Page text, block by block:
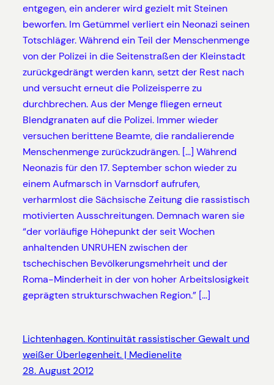
entgegen, ein anderer wird gezielt mit Steinen
beworfen. Im Getümmel verliert ein Neonazi seinen
Totschläger. Während ein Teil der Menschenmenge
von der Polizei in die Seitenstraßen der Kleinstadt
zurückgedrängt werden kann, setzt der Rest nach
und versucht erneut die Polizeisperre zu
durchbrechen. Aus der Menge fliegen erneut
Blendgranaten auf die Polizei. Immer wieder
versuchen berittene Beamte, die randalierende
Menschenmenge zurückzudrängen. […] Während
Neonazis für den 17. September schon wieder zu
einem Aufmarsch in Varnsdorf aufrufen,
verharmlost die Sächsische Zeitung die rassistisch
motivierten Ausschreitungen. Demnach waren sie
“der vorläufige Höhepunkt der seit Wochen
anhaltenden UNRUHEN zwischen der
tschechischen Bevölkerungsmehrheit und der
Roma-Minderheit in der von hoher Arbeitslosigkeit
geprägten strukturschwachen Region.” […]
Lichtenhagen. Kontinuität rassistischer Gewalt und
weißer Überlegenheit. | Medienelite
28. August 2012